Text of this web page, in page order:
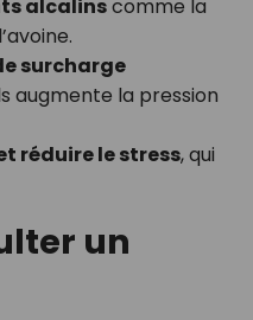
alcalinscomme la
surcharge
augmente la pression
réduire le stress, qui
un